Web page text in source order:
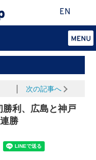
EN
次の記事へ
利、広島と神戸
勝